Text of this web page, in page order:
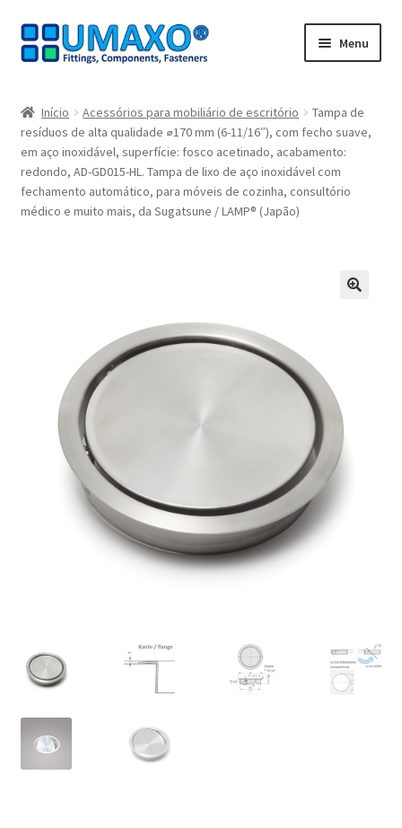
Ir
para
Saltar
para
Menu
A minha conta
Caixa registadora
Navegação
Nossos parceiros
Política de cancelamento
Proteção de dados
Retirar do contrato
Início Acessórios para mobiliário de escritório
Tampa de
resíduos de alta qualidade ⌀170 mm (6-11/16″), com fecho suave,
em aço inoxidável, superfície: fosco acetinado, acabamento:
redondo, AD-GD015-HL. Tampa de lixo de aço inoxidável com
fechamento automático, para móveis de cozinha, consultório
médico e muito mais, da Sugatsune / LAMP® (Japão)